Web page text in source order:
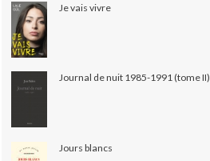
Je vais vivre
Journal de nuit 1985-1991 (tome II)
Jours blancs